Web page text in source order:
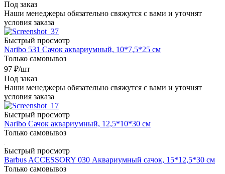
Под заказ
Наши менеджеры обязательно свяжутся с вами и уточнят
условия заказа
Быстрый просмотр
Naribo 531 Сачок аквариумный, 10*7,5*25 см
Только самовывоз
97 ₽/шт
Под заказ
Наши менеджеры обязательно свяжутся с вами и уточнят
условия заказа
Быстрый просмотр
Naribo Сачок аквариумный, 12,5*10*30 см
Только самовывоз
Быстрый просмотр
Barbus ACCESSORY 030 Аквариумный сачок, 15*12,5*30 см
Только самовывоз